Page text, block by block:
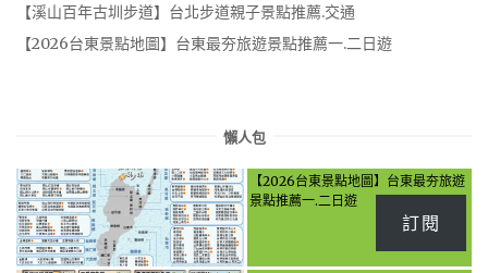
【溪山百年古圳步道】台北步道親子景點推薦.交通
【2026台東景點地圖】台東最夯旅遊景點推薦一.二日遊
懶人包
【2026台東景點地圖】台東最夯旅遊
景點推薦一.二日遊
訂閱